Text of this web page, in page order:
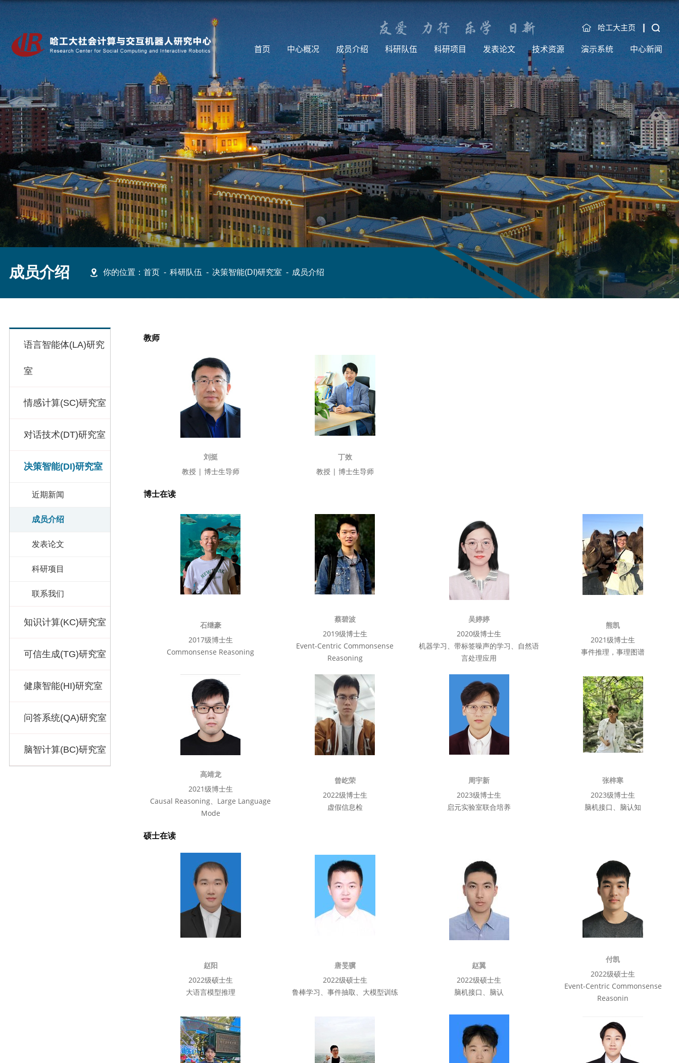
哈工大主页
首页 中心概况 成员介绍 科研队伍 科研项目 发表论文 技术资源 演示系统 中心新闻
你的位置：首页 - 科研队伍 - 决策智能(DI)研究室 - 成员介绍
成员介绍
语言智能体(LA)研究
室
情感计算(SC)研究室
对话技术(DT)研究室
决策智能(DI)研究室
近期新闻
成员介绍
发表论文
科研项目
联系我们
知识计算(KC)研究室
可信生成(TG)研究室
健康智能(HI)研究室
问答系统(QA)研究室
脑智计算(BC)研究室
教师
刘挺
教授 | 博士生导师
丁效
教授 | 博士生导师
博士在读
石继豪
2017级博士生
Commonsense Reasoning
蔡碧波
2019级博士生
Event-Centric Commonsense
Reasoning
吴婷婷
2020级博士生
机器学习、带标签噪声的学习、自然语
言处理应用
熊凯
2021级博士生
事件推理，事理图谱
高靖龙
2021级博士生
Causal Reasoning、Large Language
Mode
曾屹荣
2022级博士生
虚假信息检
周宇新
2023级博士生
启元实验室联合培养
张梓寒
2023级博士生
脑机接口、脑认知
硕士在读
赵阳
2022级硕士生
大语言模型推理
ּ唐旻骥
2022级硕士生
鲁棒学习、事件抽取、大模型训练
赵翼
2022级硕士生
脑机接口、脑认
付凯
2022级硕士生
Event-Centric Commonsense
Reasonin